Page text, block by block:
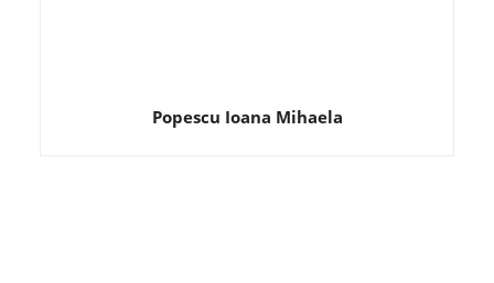
Popescu Ioana Mihaela